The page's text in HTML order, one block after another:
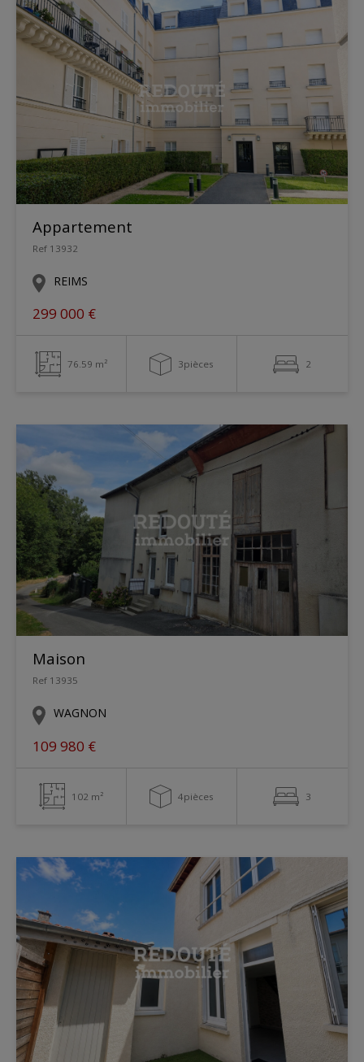
Appartement
Ref 13932
REIMS
299 000 €
76.59 m² 3pièces 2
Maison
Ref 13935
WAGNON
109 980 €
102 m² 4pièces 3